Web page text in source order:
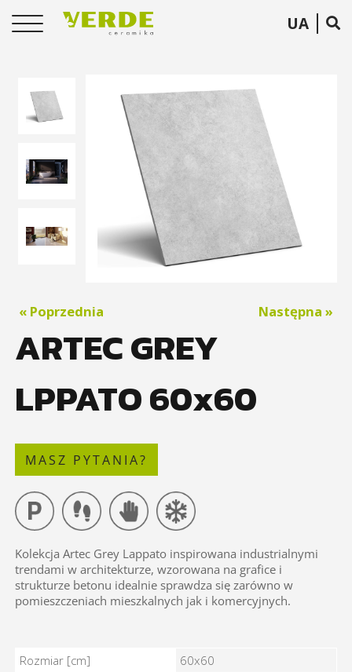
UA
« Poprzednia Następna »
ARTEC GREY
LPPATO 60x60
MASZ PYTANIA?
Kolekcja Artec Grey Lappato inspirowana industrialnymi
trendami w architekturze, wzorowana na grafice i
strukturze betonu idealnie sprawdza się zarówno w
pomieszczeniach mieszkalnych jak i komercyjnych.
ARTEC GREY LPPATO 60x60 - Cechy
Rozmiar [cm]
60x60